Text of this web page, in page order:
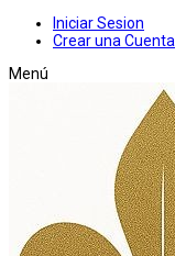
Iniciar Sesion
Crear una Cuenta
Menú